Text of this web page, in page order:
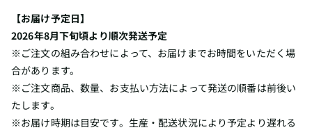
【お届け予定日】
2026年8月下旬頃より順次発送予定
※ご注文の組み合わせによって、お届けまでお時間をいただく場
合があります。
※ご注文商品、数量、お支払い方法によって発送の順番は前後い
たします。
※お届け時期は目安です。生産・配送状況により予定より遅れる